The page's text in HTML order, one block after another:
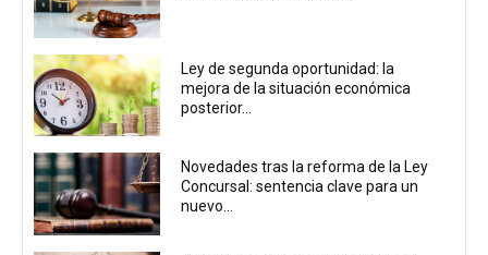
Ley de segunda oportunidad: la
mejora de la situación económica
posterior...
Novedades tras la reforma de la Ley
Concursal: sentencia clave para un
nuevo...